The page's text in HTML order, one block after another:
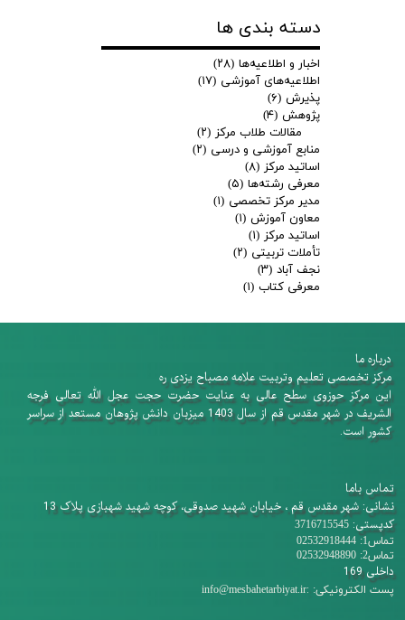
دسته بندی ها
اخبار و اطلاعیه‌ها (۲۸)
اطلاعیه‌های آموزشی (۱۷)
پذیرش (۶)
پژوهش (۴)
مقالات طلاب مرکز (۲)
منابع آموزشی و درسی (۲)
اساتید مرکز (۸)
معرفی رشته‌ها (۵)
مدیر مرکز تخصصی (۱)
معاون آموزش (۱)
اساتید مرکز (۱)
تأملات تربیتی (۲)
نجف آباد (۳)
معرفی کتاب (۱)
درباره ما
​​​​​​​مرکز تخصصی تعلیم وتربیت علامه مصباح یزدی ره
این مرکز حوزوی سطح عالی به عنایت حضرت حجت عجل الله تعالی فرجه
الشریف در شهر مقدس قم از سال 1403 میزبان دانش پژوهان​​​​​​​ مستعد از سراسر
کشور است.
تماس باما
نشانی: شهر مقدس قم ، خیابان شهید صدوقی، کوچه شهید شهبازی پلاک 13
کدپستی:3716715545
تماس1: 02532918444
تماس2: 02532948890
داخلی 169
پست الکترونیکی: :
info@mesbahetarbiyat.ir